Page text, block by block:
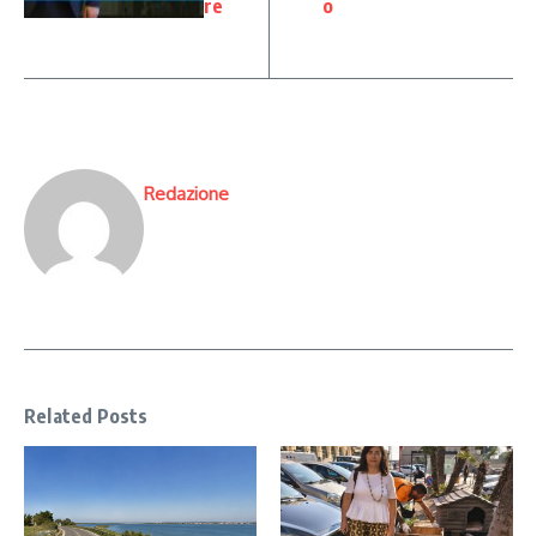
re
o
Redazione
Related Posts